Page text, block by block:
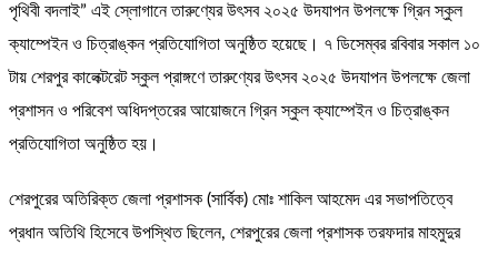
পৃথিবী বদলাই” এই স্লোগানে তারুণ্যের উৎসব ২০২৫ উদযাপন উপলক্ষে গ্রিন স্কুল
ক্যাম্পেইন ও চিত্রাঙ্কন প্রতিযোগিতা অনুষ্ঠিত হয়েছে। ৭ ডিসেম্বর রবিবার সকাল ১০
টায় শেরপুর কালেক্টরেট স্কুল প্রাঙ্গণে তারুণ্যের উৎসব ২০২৫ উদযাপন উপলক্ষে জেলা
প্রশাসন ও পরিবেশ অধিদপ্তরের আয়োজনে গ্রিন স্কুল ক্যাম্পেইন ও চিত্রাঙ্কন
প্রতিযোগিতা অনুষ্ঠিত হয়।
শেরপুরের অতিরিক্ত জেলা প্রশাসক (সার্বিক) মোঃ শাকিল আহমেদ এর সভাপতিত্বে
প্রধান অতিথি হিসেবে উপস্থিত ছিলেন, শেরপুরের জেলা প্রশাসক তরফদার মাহমুদুর